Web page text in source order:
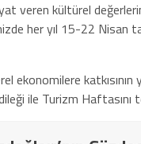
veren kültürel
her yıl 15-22 Nisan
ekonomilere
ile Turizm Haftasını